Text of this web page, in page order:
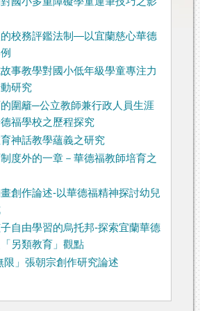
校務評鑑法制—以宜蘭慈心華德
事教學對國小低年級學童專注力
研究
圍籬─公立教師兼行政人員生涯
福學校之歷程探究
神話教學蘊義之研究
度外的一章－華德福教師培育之
畫創作論述-以華德福精神探討幼兒
自由學習的烏托邦-探索宜蘭華德
另類教育」觀點
限」張朝宗創作研究論述